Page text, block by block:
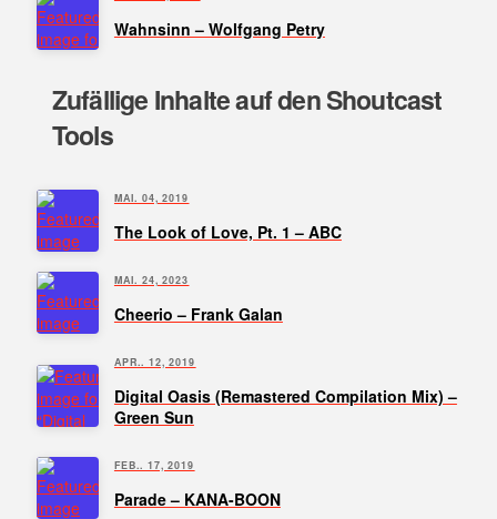
Wahnsinn – Wolfgang Petry
Zufällige Inhalte auf den Shoutcast
Tools
MAI. 04, 2019
The Look of Love, Pt. 1 – ABC
MAI. 24, 2023
Cheerio – Frank Galan
APR.. 12, 2019
Digital Oasis (Remastered Compilation Mix) –
Green Sun
FEB.. 17, 2019
Parade – KANA-BOON